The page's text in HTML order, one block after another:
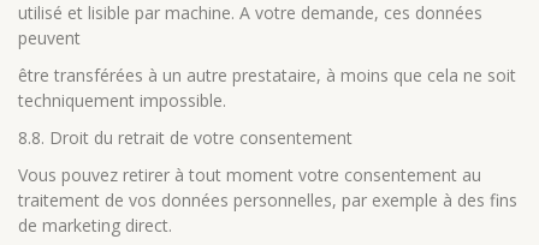
utilisé et lisible par machine. A votre demande, ces données
peuvent
être transférées à un autre prestataire, à moins que cela ne soit
techniquement impossible.
8.8. Droit du retrait de votre consentement
Vous pouvez retirer à tout moment votre consentement au
traitement de vos données personnelles, par exemple à des fins
de marketing direct.